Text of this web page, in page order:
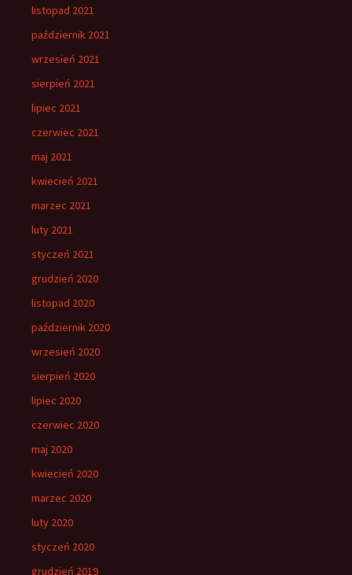
listopad 2021
październik 2021
wrzesień 2021
sierpień 2021
lipiec 2021
czerwiec 2021
maj 2021
kwiecień 2021
marzec 2021
luty 2021
styczeń 2021
grudzień 2020
listopad 2020
październik 2020
wrzesień 2020
sierpień 2020
lipiec 2020
czerwiec 2020
maj 2020
kwiecień 2020
marzec 2020
luty 2020
styczeń 2020
grudzień 2019